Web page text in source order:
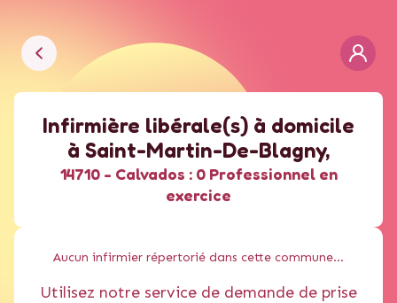
Infirmière libérale(s) à domicile
à Saint-Martin-De-Blagny,
14710 - Calvados :0 Professionnel en
exercice
Aucun infirmier répertorié dans cette commune...
Utilisez notre service de demande de prise